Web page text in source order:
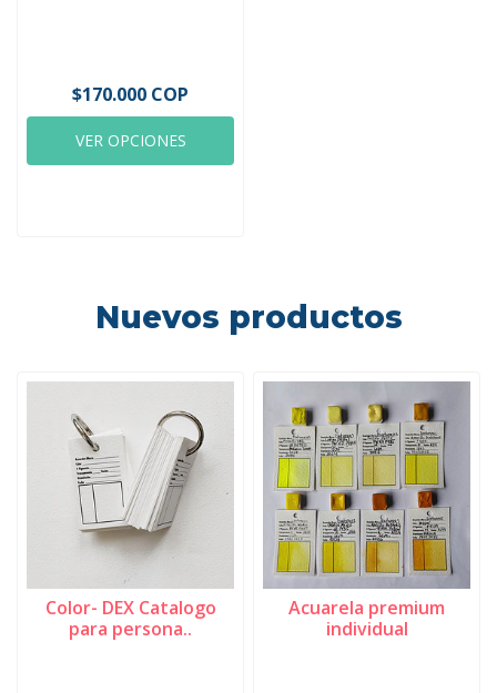
$170.000 COP
VER OPCIONES
Nuevos productos
Color- DEX Catalogo
para persona..
Acuarela premium
individual